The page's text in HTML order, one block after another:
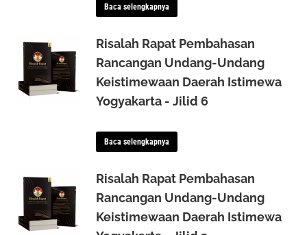
Baca selengkapnya
Risalah Rapat Pembahasan
Rancangan Undang-Undang
Keistimewaan Daerah Istimewa
Yogyakarta - Jilid 6
Baca selengkapnya
Risalah Rapat Pembahasan
Rancangan Undang-Undang
Keistimewaan Daerah Istimewa